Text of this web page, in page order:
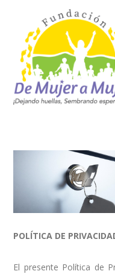
POLÍTICA DE
El presente Política de